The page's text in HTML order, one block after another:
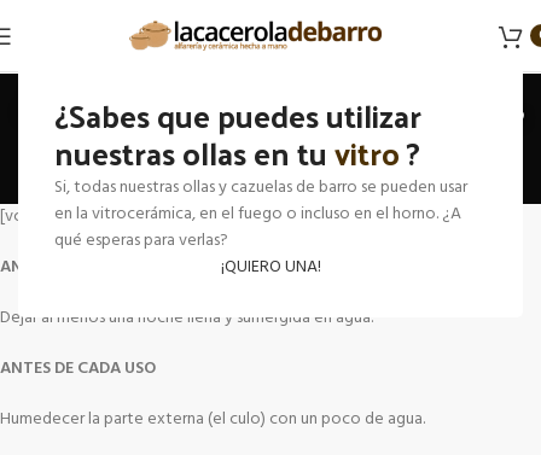
¿Sabes que puedes utilizar
nuestras ollas en tuvitro?
Si, todas nuestras ollas y cazuelas de barro se pueden usar
en la vitrocerámica, en el fuego o incluso en el horno. ¿A
qué esperas para verlas?
¡QUIERO UNA!
¿Cómo curo una cacerola,
olla o cazuela de barro?
Inicio ¿Cómo curo una cacerola, olla o cazuela de barro?
[vc_row][vc_column][vc_column_text]
ANTES DE UTILIZARLA LA PRIMERA VEZ
Dejar al menos una noche llena y sumergida en agua.
ANTES DE CADA USO
Humedecer la parte externa (el culo) con un poco de agua.